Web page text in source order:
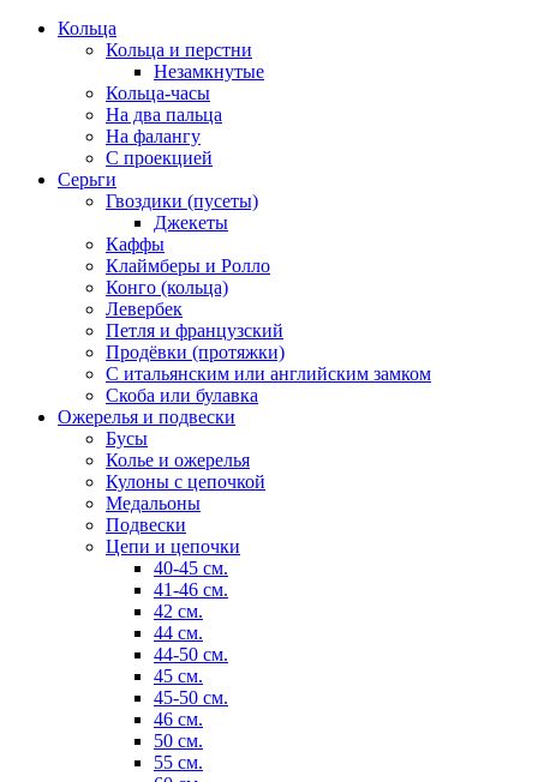
Кольца
Кольца и перстни
Незамкнутые
Кольца-часы
На два пальца
На фалангу
С проекцией
Серьги
Гвоздики (пусеты)
Джекеты
Каффы
Клаймберы и Ролло
Конго (кольца)
Левербек
Петля и французский
Продёвки (протяжки)
С итальянским или английским замком
Скоба или булавка
Ожерелья и подвески
Бусы
Колье и ожерелья
Кулоны с цепочкой
Медальоны
Подвески
Цепи и цепочки
40-45 см.
41-46 см.
42 см.
44 см.
44-50 см.
45 см.
45-50 см.
46 см.
50 см.
55 см.